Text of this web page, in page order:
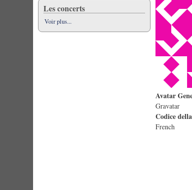
Avatar
Gravatar
Codice
French
Les concerts
Voir plus...